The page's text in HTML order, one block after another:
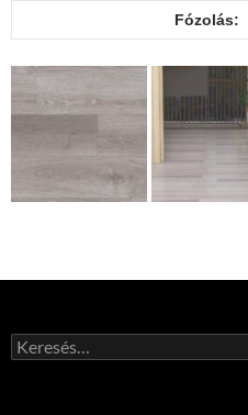
Fózolás:
Keresés: